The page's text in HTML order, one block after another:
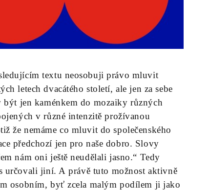
textu neosobuji právo mluvit
letech dvacátého století, ale jen za sebe
jen kaménkem do mozaiky různých
v různé intenzitě prožívanou
že nemáme co mluvit do společenského
předchozí jen pro naše dobro. Slovy
nám oni ještě neudělali jasno.“ Tedy
určovali jiní. A právě tuto možnost aktivně
osobním, byť zcela malým podílem ji jako